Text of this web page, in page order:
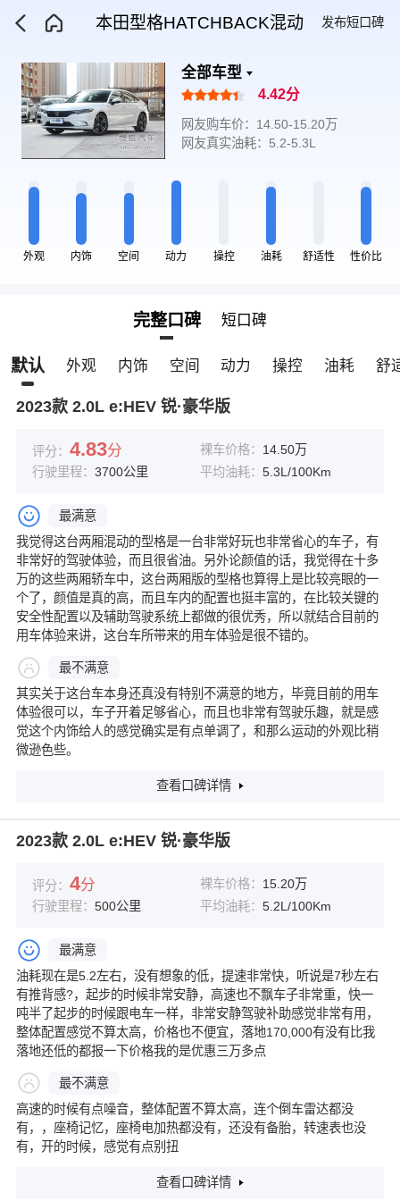
本田型格HATCHBACK混动 发布短口碑
全部车型
4.42分
网友购车价：14.50-15.20万
网友真实油耗：5.2-5.3L
外观 内饰 空间 动力 操控 油耗 舒适性 性价比
完整口碑 短口碑
默认 外观 内饰 空间 动力 操控 油耗 舒
2023款 2.0L e:HEV 锐·豪华版
评分： 4.83分 裸车价格： 14.50万
行驶里程： 3700公里 平均油耗： 5.3L/100Km
最满意
我觉得这台两厢混动的型格是一台非常好玩也非常省心的车子，有
非常好的驾驶体验，而且很省油。另外论颜值的话，我觉得在十多
万的这些两厢轿车中，这台两厢版的型格也算得上是比较亮眼的一
个了，颜值是真的高，而且车内的配置也挺丰富的，在比较关键的
安全性配置以及辅助驾驶系统上都做的很优秀，所以就结合目前的
用车体验来讲，这台车所带来的用车体验是很不错的。
最不满意
其实关于这台车本身还真没有特别不满意的地方，毕竟目前的用车
体验很可以，车子开着足够省心，而且也非常有驾驶乐趣，就是感
觉这个内饰给人的感觉确实是有点单调了，和那么运动的外观比稍
微逊色些。
查看口碑详情
2023款 2.0L e:HEV 锐·豪华版
评分： 4分 裸车价格： 15.20万
行驶里程： 500公里 平均油耗： 5.2L/100Km
最满意
油耗现在是5.2左右，没有想象的低，提速非常快，听说是7秒左右
有推背感?，起步的时候非常安静，高速也不飘车子非常重，快一
吨半了起步的时候跟电车一样，非常安静驾驶补助感觉非常有用，
整体配置感觉不算太高，价格也不便宜，落地170,000有没有比我
落地还低的都报一下价格我的是优惠三万多点
最不满意
高速的时候有点噪音，整体配置不算太高，连个倒车雷达都没
有，，座椅记忆，座椅电加热都没有，还没有备胎，转速表也没
有，开的时候，感觉有点别扭
查看口碑详情